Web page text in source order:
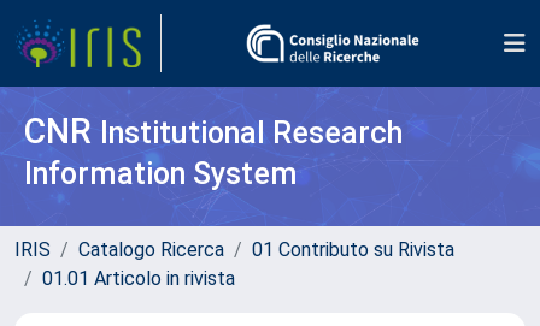
CNR Institutional Research
Information System
IRIS Catalogo Ricerca
01 Contributo su Rivista
01.01 Articolo in rivista